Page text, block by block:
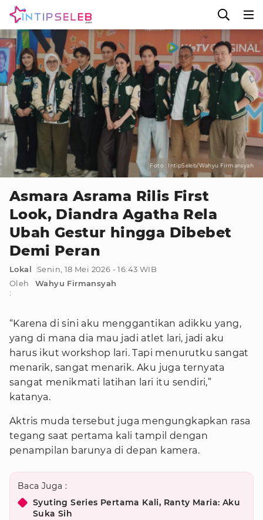
Foto : IntipSeleb/Wahyu Firmansyah
Asmara Asrama Rilis First
Look, Diandra Agatha Rela
Ubah Gestur hingga Dibebet
Demi Peran
Lokal
Senin, 18 Mei 2026 - 16:43 WIB
Oleh
:
Wahyu Firmansyah
“Karena di sini aku menggantikan adikku yang,
yang di mana dia mau jadi atlet lari, jadi aku
harus ikut workshop lari. Tapi menurutku sangat
menarik, sangat menarik. Aku juga ternyata
sangat menikmati latihan lari itu sendiri,”
katanya.
Aktris muda tersebut juga mengungkapkan rasa
tegang saat pertama kali tampil dengan
penampilan barunya di depan kamera.
Baca Juga :
Syuting Series Pertama Kali, Ranty Maria: Aku
Suka Sih